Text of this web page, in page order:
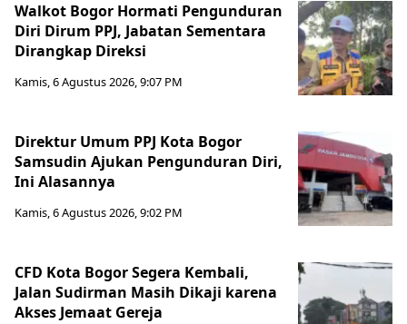
Walkot Bogor Hormati Pengunduran
Diri Dirum PPJ, Jabatan Sementara
Dirangkap Direksi
Kamis, 6 Agustus 2026, 9:07 PM
Direktur Umum PPJ Kota Bogor
Samsudin Ajukan Pengunduran Diri,
Ini Alasannya
Kamis, 6 Agustus 2026, 9:02 PM
CFD Kota Bogor Segera Kembali,
Jalan Sudirman Masih Dikaji karena
Akses Jemaat Gereja